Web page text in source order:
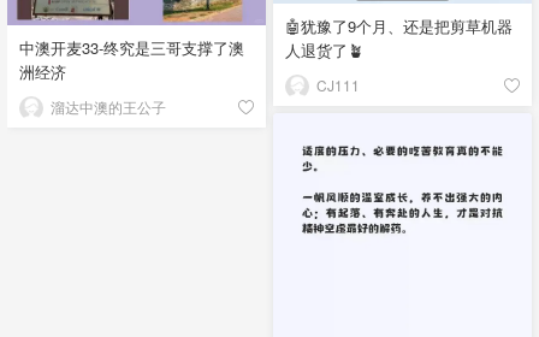
🤖犹豫了9个月、还是把剪草机器
人退货了🪴
CJ111
中澳开麦33-终究是三哥支撑了澳
洲经济
溜达中澳的王公子